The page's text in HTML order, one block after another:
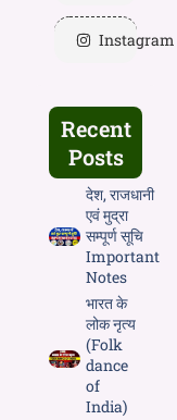
Instagram
Recent
Posts
देश, राजधानी
एवं मुद्रा
सम्पूर्ण सूचि
Important
Notes
भारत के
लोक नृत्य
(Folk
dance
of
India)